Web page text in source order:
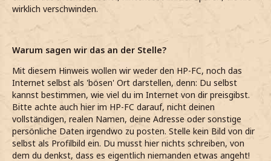
wirklich verschwinden.
Warum sagen wir das an der Stelle?
Mit diesem Hinweis wollen wir weder den HP-FC, noch das
Internet selbst als 'bösen' Ort darstellen, denn: Du selbst
kannst bestimmen, wie viel du im Internet von dir preisgibst.
Bitte achte auch hier im HP-FC darauf, nicht deinen
vollständigen, realen Namen, deine Adresse oder sonstige
persönliche Daten irgendwo zu posten. Stelle kein Bild von dir
selbst als Profilbild ein. Du musst hier nichts schreiben, von
dem du denkst, dass es eigentlich niemanden etwas angeht!